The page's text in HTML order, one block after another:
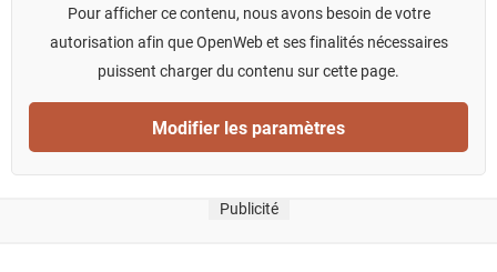
Pour afficher ce contenu, nous avons besoin de votre
autorisation afin que OpenWeb et ses finalités nécessaires
puissent charger du contenu sur cette page.
Modifier les paramètres
Publicité